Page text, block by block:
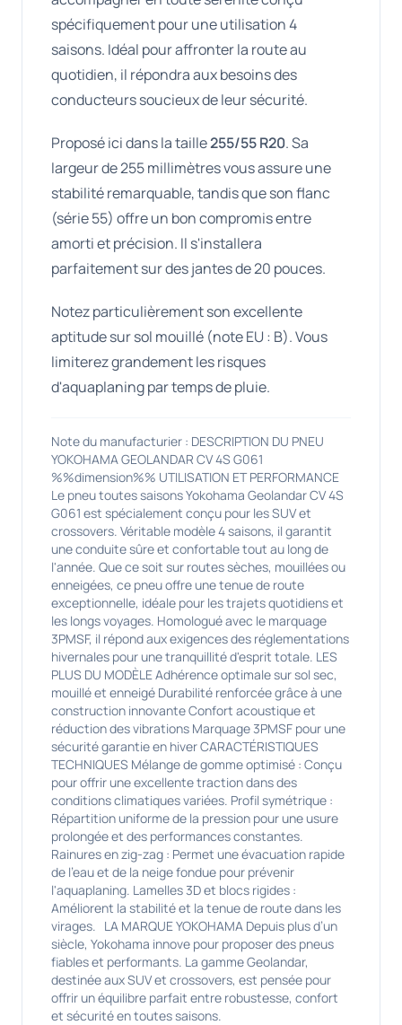
spécifiquement pour une utilisation 4
saisons. Idéal pour affronter la route au
quotidien, il répondra aux besoins des
conducteurs soucieux de leur sécurité.
Proposé ici dans la taille255/55 R20. Sa
largeur de 255 millimètres vous assure une
stabilité remarquable, tandis que son flanc
(série 55) offre un bon compromis entre
amorti et précision. Il s'installera
parfaitement sur des jantes de 20 pouces.
Notez particulièrement son excellente
aptitude sur sol mouillé (note EU : B). Vous
limiterez grandement les risques
d'aquaplaning par temps de pluie.
Note du manufacturier : DESCRIPTION DU PNEU
YOKOHAMA GEOLANDAR CV 4S G061
%%dimension%% UTILISATION ET PERFORMANCE
Le pneu toutes saisons Yokohama Geolandar CV 4S
G061 est spécialement conçu pour les SUV et
crossovers. Véritable modèle 4 saisons, il garantit
une conduite sûre et confortable tout au long de
l'année. Que ce soit sur routes sèches, mouillées ou
enneigées, ce pneu offre une tenue de route
exceptionnelle, idéale pour les trajets quotidiens et
les longs voyages. Homologué avec le marquage
3PMSF, il répond aux exigences des réglementations
hivernales pour une tranquillité d'esprit totale. LES
PLUS DU MODÈLE Adhérence optimale sur sol sec,
mouillé et enneigé Durabilité renforcée grâce à une
construction innovante Confort acoustique et
réduction des vibrations Marquage 3PMSF pour une
sécurité garantie en hiver CARACTÉRISTIQUES
TECHNIQUES Mélange de gomme optimisé : Conçu
pour offrir une excellente traction dans des
conditions climatiques variées. Profil symétrique :
Répartition uniforme de la pression pour une usure
prolongée et des performances constantes.
Rainures en zig-zag : Permet une évacuation rapide
de l'eau et de la neige fondue pour prévenir
l'aquaplaning. Lamelles 3D et blocs rigides :
Améliorent la stabilité et la tenue de route dans les
virages. LA MARQUE YOKOHAMA Depuis plus d’un
siècle, Yokohama innove pour proposer des pneus
fiables et performants. La gamme Geolandar,
destinée aux SUV et crossovers, est pensée pour
offrir un équilibre parfait entre robustesse, confort
et sécurité en toutes saisons.